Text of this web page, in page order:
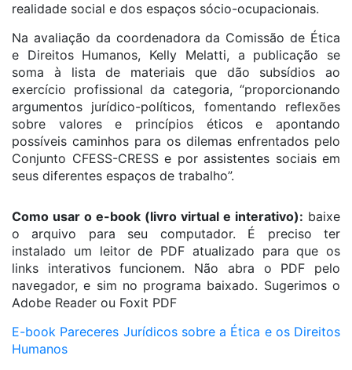
realidade social e dos espaços sócio-ocupacionais.
Na avaliação da coordenadora da Comissão de Ética
e Direitos Humanos, Kelly Melatti, a publicação se
soma à lista de materiais que dão subsídios ao
exercício profissional da categoria, “proporcionando
argumentos jurídico-políticos, fomentando reflexões
sobre valores e princípios éticos e apontando
possíveis caminhos para os dilemas enfrentados pelo
Conjunto CFESS-CRESS e por assistentes sociais em
seus diferentes espaços de trabalho”.
Como usar o e-book (livro virtual e interativo): baixe
o arquivo para seu computador. É preciso ter
instalado um leitor de PDF atualizado para que os
links interativos funcionem. Não abra o PDF pelo
navegador, e sim no programa baixado. Sugerimos o
Adobe Reader ou Foxit PDF
E-book Pareceres Jurídicos sobre a Ética e os Direitos
Humanos